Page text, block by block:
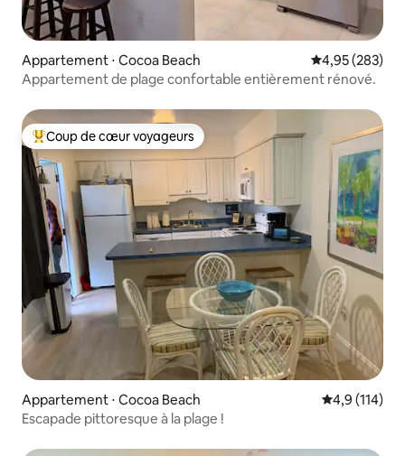
Appartement ⋅ Cocoa Beach Évaluation
4,95 (283)
Appartement de plage confortable entièrement rénové.
Coups de cœur voyageurs les plus appréciés
Coup de cœur voyageurs
Appartement ⋅ Cocoa Beach Évaluation
4,9 (114)
Escapade pittoresque à la plage !